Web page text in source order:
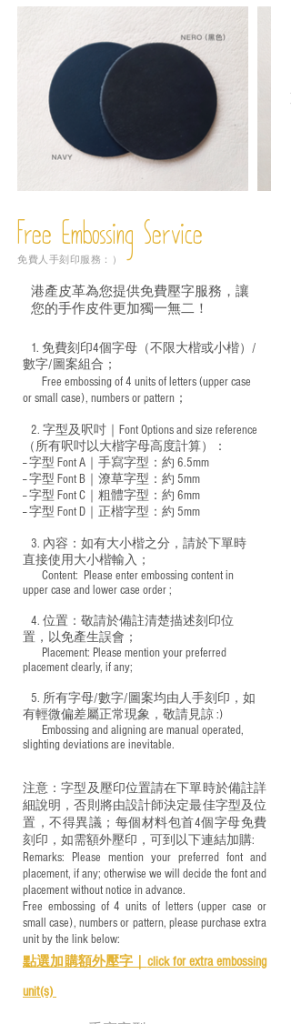
Free Embossing Service
免費人手刻印服務：）
港產皮革為您提供免費壓字服務，讓
您的手作皮件更加獨一無二！
1. 免費刻印4個字母（不限大楷或小楷）/
數字/圖案組合；
Free embossing of 4 units of letters (upper case
or small case), numbers or pattern；
2. 字型及呎吋｜ Font Options and size reference
（所有呎吋以大楷字母高度計算）：
-- 字型 Font A｜手寫字型：約 6.5mm
-- 字型 Font B｜潦草字型： 約 5mm
-- 字型 Font C｜粗體字型：約 6mm
-- 字型 Font D｜正楷字型： 約 5mm
3. 內容：如有大小楷之分，請於下單時
直接使用大小楷輸入；
​ Content: Please enter embossing content in
upper case and lower case order ;
4. 位置：敬請於備註清楚描述刻印位
置，以免產生誤會；
​ Placement: Please mention your preferred
placement clearly, if any;
5. 所有字母/數字/圖案均由人手刻印，如
有輕微偏差屬正常現象，敬請見諒 :)
​ Embossing and aligning are manual operated,
slighting deviations are inevitable.
注意：字型及壓印位置請在下單時於備註詳
細說明，否則將由設計師決定最佳字型及位
置，不得異議；每個材料包首4個字母免費
刻印，如需額外壓印，可到以下連結加購:
Remarks: Please mention your preferred font and
placement, if any; otherwise we will decide the font and
placement without notice in advance.
Free embossing of 4 units of letters (upper case or
small case), numbers or pattern, please purchase extra
unit by the link below:
點選加購額外壓字｜ click for extra embossing
unit(s)